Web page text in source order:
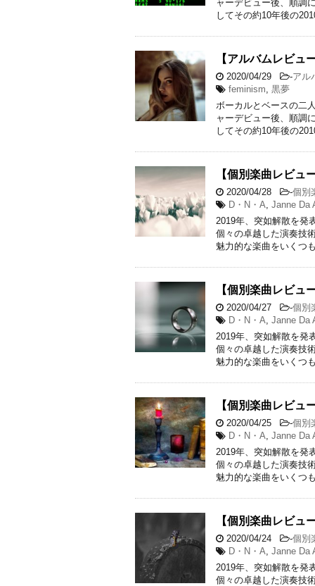
ャーデビュー後、順調
してその約10年後の
【アルバムレビュ
2020/04/29 -アル
feminism 黒夢
ボーカルとベースの二
ャーデビュー後、順調
してその約10年後の
【個別楽曲レビュ
2020/04/28 -個別
D・N・A Janne Da
2019年、突如解散を発
個々の卓越した演奏技
魅力的な楽曲をいくつ
【個別楽曲レビ
2020/04/27 -個別
D・N・A Janne Da
2019年、突如解散を発
個々の卓越した演奏技
魅力的な楽曲をいくつ
【個別楽曲レビュ
2020/04/25 -個別
D・N・A Janne Da
2019年、突如解散を発
個々の卓越した演奏技
魅力的な楽曲をいくつ
【個別楽曲レビ
2020/04/24 -個別
D・N・A Janne Da
2019年、突如解散を発
個々の卓越した演奏技